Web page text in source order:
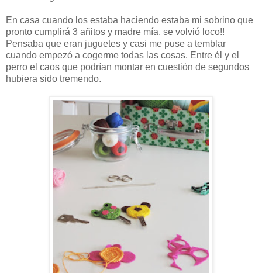
En casa cuando los estaba haciendo estaba mi sobrino que
pronto cumplirá 3 añitos y madre mía, se volvió loco!!
Pensaba que eran juguetes y casi me puse a temblar
cuando empezó a cogerme todas las cosas. Entre él y el
perro el caos que podrían montar en cuestión de segundos
hubiera sido tremendo.